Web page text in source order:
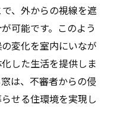
グの役割
の空間活用術
するレイアウト
のアイデア
空間の工夫
、外からの視線を遮
可能です。このよう
変化を室内にいなが
した生活を提供しま
は、不審者からの侵
せる住環境を実現し